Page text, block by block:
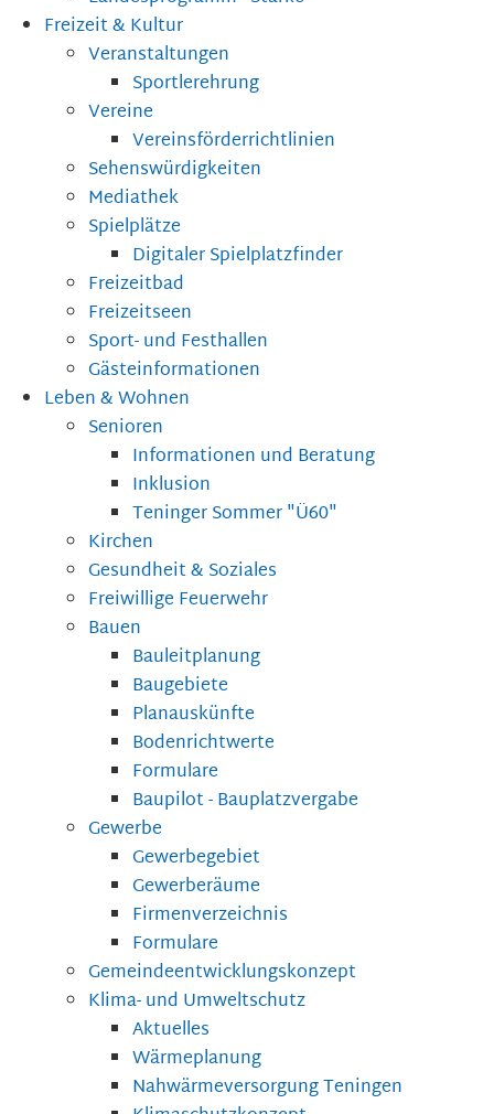
Freizeit & Kultur
Veranstaltungen
Sportlerehrung
Vereine
Vereinsförderrichtlinien
Sehenswürdigkeiten
Mediathek
Spielplätze
Digitaler Spielplatzfinder
Freizeitbad
Freizeitseen
Sport- und Festhallen
Gästeinformationen
Leben & Wohnen
Senioren
Informationen und Beratung
Inklusion
Teninger Sommer "Ü60"
Kirchen
Gesundheit & Soziales
Freiwillige Feuerwehr
Bauen
Bauleitplanung
Baugebiete
Planauskünfte
Bodenrichtwerte
Formulare
Baupilot - Bauplatzvergabe
Gewerbe
Gewerbegebiet
Gewerberäume
Firmenverzeichnis
Formulare
Gemeindeentwicklungskonzept
Klima- und Umweltschutz
Aktuelles
Wärmeplanung
Nahwärmeversorgung Teningen